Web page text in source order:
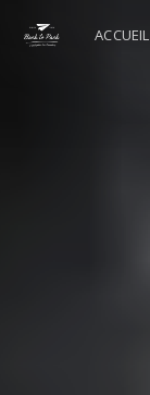
ACCUEIL